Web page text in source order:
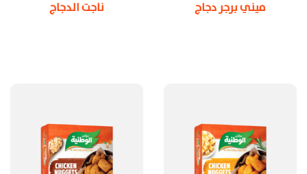
ميني برجر دجاج ناجت الدجاج